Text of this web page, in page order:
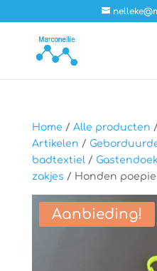
Home / Alle producten /
Artikelen /
badtextiel/
zakjes / Honden
Aanbieding!